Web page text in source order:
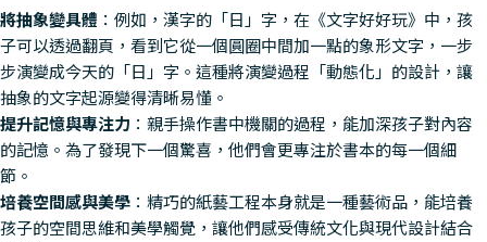
將抽象變具體 ：例如，漢字的「日」字，在《文字好好玩》中，孩
子可以透過翻頁，看到它從一個圓圈中間加一點的象形文字，一步
步演變成今天的「日」字。這種將演變過程「動態化」的設計，讓
抽象的文字起源變得清晰易懂。
提升記憶與專注力 ：親手操作書中機關的過程，能加深孩子對內容
的記憶。為了發現下一個驚喜，他們會更專注於書本的每一個細
節。
培養空間感與美學 ：精巧的紙藝工程本身就是一種藝術品，能培養
孩子的空間思維和美學觸覺，讓他們感受傳統文化與現代設計結合